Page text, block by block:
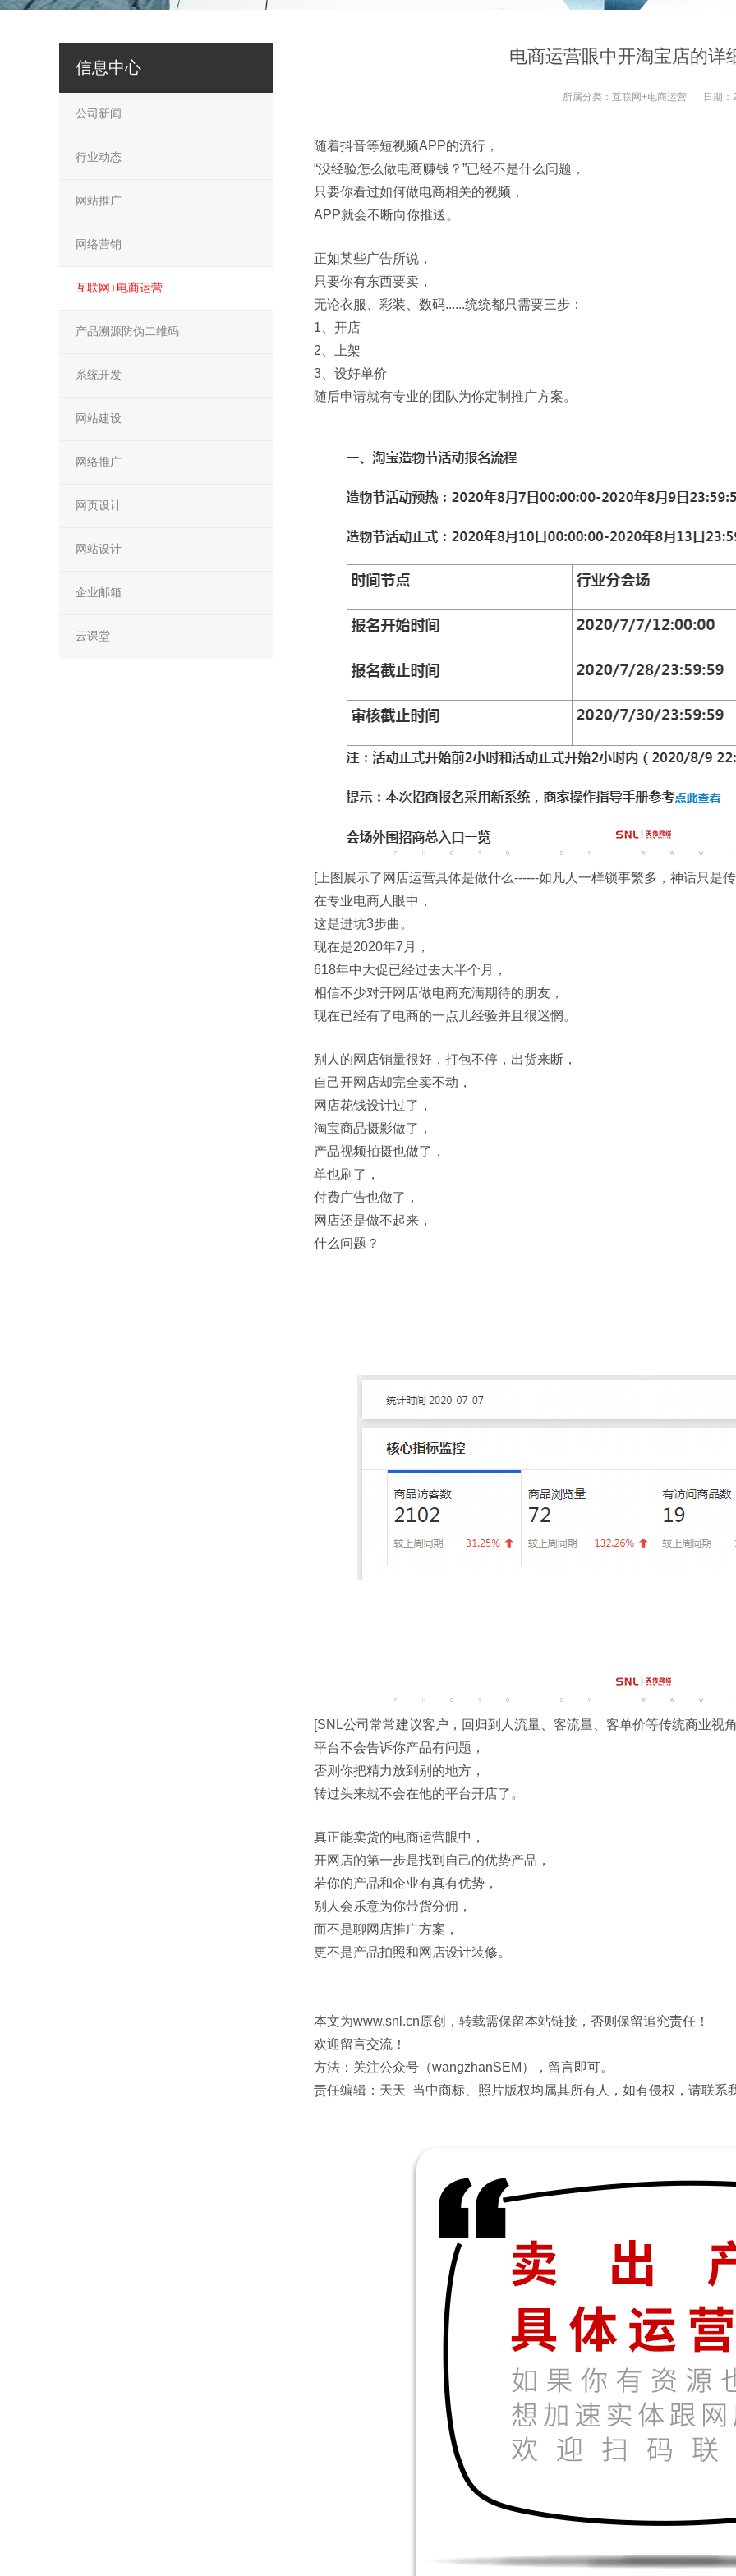
电商运营眼中开淘宝店的详
所属分类： 互联网+电商运营 日期：
随着抖音等短视频APP的流行，
“没经验怎么做电商赚钱？”已经不是什么问题，
只要你看过如何做电商相关的视频，
APP就会不断向你推送。
正如某些广告所说，
只要你有东西要卖，
无论衣服、彩装、数码......统统都只需要三步：
1、开店
2、上架
3、设好单价
随后申请就有专业的团队为你定制推广方案。
[上图展示了网店运营具体是做什么------如凡人一样锁事繁多，神话只是
在专业电商人眼中，
这是进坑3步曲。
现在是2020年7月，
618年中大促已经过去大半个月，
相信不少对开网店做电商充满期待的朋友，
现在已经有了电商的一点儿经验并且很迷惘。
别人的网店销量很好，打包不停，出货来断，
自己开网店却完全卖不动，
网店花钱设计过了，
淘宝商品摄影做了，
产品视频拍摄也做了，
单也刷了，
付费广告也做了，
网店还是做不起来，
什么问题？
[SNL公司常常建议客户，回归到人流量、客流量、客单价等传统商业视
平台不会告诉你产品有问题，
否则你把精力放到别的地方，
转过头来就不会在他的平台开店了。
真正能卖货的电商运营眼中，
开网店的第一步是找到自己的优势产品，
若你的产品和企业有真有优势，
别人会乐意为你带货分佣，
而不是聊网店推广方案，
更不是产品拍照和网店设计装修。
本文为www.snl.cn原创，转载需保留本站链接，否则保留追究责任！
欢迎留言交流！
方法：关注公众号（wangzhanSEM），留言即可。
责任编辑：天天 当中商标、照片版权均属其所有人，如有侵权，请联系
信息中心
公司新闻
行业动态
网站推广
网络营销
互联网+电商运营
产品溯源防伪二维码
系统开发
网站建设
网络推广
网页设计
网站设计
企业邮箱
云课堂